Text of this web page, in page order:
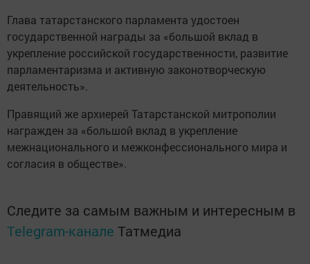
Глава татарстанского парламента удостоен
государственной награды за «большой вклад в
укрепление российской государственности, развитие
парламентаризма и активную законотворческую
деятельность».
Правящий же архиерей Татарстанской митрополии
награжден за «большой вклад в укрепление
межнационального и межконфессионального мира и
согласия в обществе».
Следите за самым важным и интересным в
Telegram-канале Татмедиа